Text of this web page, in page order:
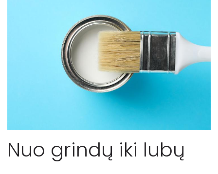
Nuo grindų iki lubų